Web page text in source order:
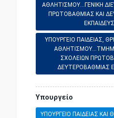
ΑΘΛΗΤΙΣΜΟΥ...ΓΕΝΙΚΗ
ΠΡΩΤΟΒΑΘΜΙΑΣ ΚΑΙ
ΥΠΟΥΡΓΕΙΟ ΠΑΙΔΕΙΑΣ,
ΑΘΛΗΤΙΣΜΟΥ...ΤΜΗΜΑ
ΣΧΟΛΕΙΩΝ
ΔΕΥΤΕΡΟΒΑΘΜΙΑΣ
Υπουργείο
ΥΠΟΥΡΓΕΙΟ ΠΑΙΔΕΙΑΣ